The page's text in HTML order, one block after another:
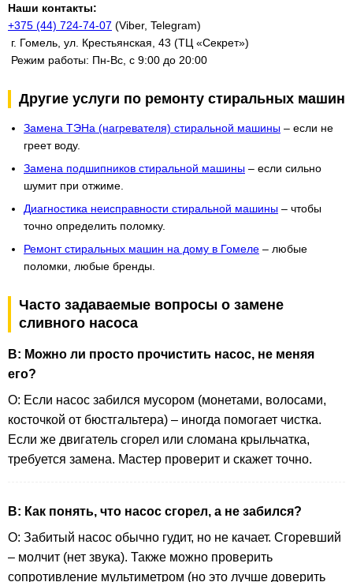
Наши контакты:
+375 (44) 724-74-07 (Viber, Telegram)
г. Гомель, ул. Крестьянская, 43 (ТЦ «Секрет»)
Режим работы: Пн-Вс, с 9:00 до 20:00
Другие услуги по ремонту стиральных машин
Замена ТЭНа (нагревателя) стиральной машины – если не
греет воду.
Замена подшипников стиральной машины – если сильно
шумит при отжиме.
Диагностика неисправности стиральной машины – чтобы
точно определить поломку.
Ремонт стиральных машин на дому в Гомеле – любые
поломки, любые бренды.
Часто задаваемые вопросы о замене
сливного насоса
В: Можно ли просто прочистить насос, не меняя
его?
О: Если насос забился мусором (монетами, волосами,
косточкой от бюстгальтера) – иногда помогает чистка.
Если же двигатель сгорел или сломана крыльчатка,
требуется замена. Мастер проверит и скажет точно.
В: Как понять, что насос сгорел, а не забился?
О: Забитый насос обычно гудит, но не качает. Сгоревший
– молчит (нет звука). Также можно проверить
сопротивление мультиметром (но это лучше доверить